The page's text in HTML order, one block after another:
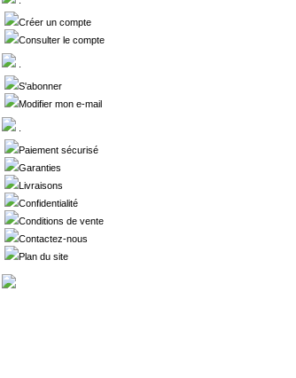
Créer un compte
Consulter le compte
S'abonner
Modifier mon e-mail
Paiement sécurisé
Garanties
Livraisons
Confidentialité
Conditions de vente
Contactez-nous
Plan du site